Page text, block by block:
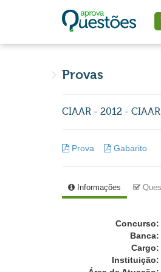
Provas
CIAAR - 2012 -
Prova Gabarito
Informações
Concurso:
Banca:
Cargo:
Instituição: